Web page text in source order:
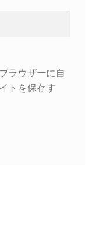
ラウザーに自
トを保存す